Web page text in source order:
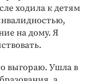
ходила к детям
на дому. Я
выгораю. Ушла в